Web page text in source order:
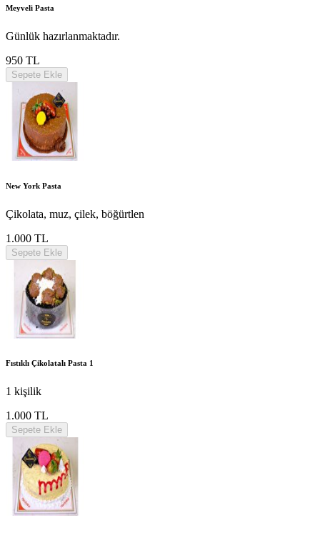
Meyveli Pasta
Günlük hazırlanmaktadır.
950 TL
Sepete Ekle
New York Pasta
Çikolata, muz, çilek, böğürtlen
1.000 TL
Sepete Ekle
Fıstıklı Çikolatalı Pasta 1
1 kişilik
1.000 TL
Sepete Ekle